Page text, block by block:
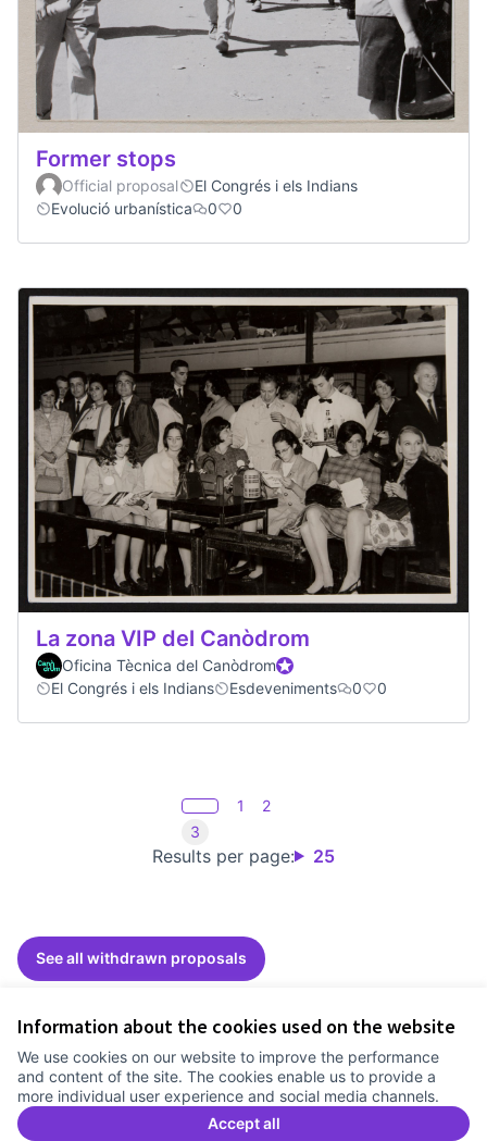
Information about the cookies used on the website
We use cookies on our website to improve the performance
and content of the site. The cookies enable us to provide a
more individual user experience and social media channels.
Accept all
Former stops
Official proposal
El Congrés i els Indians
Evolució urbanística
0 0
La zona VIP del Canòdrom
Oficina Tècnica del CanòdromOfficial participant
El Congrés i els Indians
Esdeveniments 0 0
Results per page: 25
1
2
3
See all withdrawn proposals
Cookie settings
Comunitat Canòdrom at Facebook
(External link)
Comunitat Canòdrom at Instagram
(External link)
Comunitat Canòdrom at YouTube
(External link)
English
Triar la llenguaElegir el idiomaChoose language